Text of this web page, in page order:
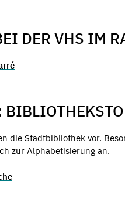
DER VHS IM
die Stadtbibliothek vor.
zur Alphabetisierung an.